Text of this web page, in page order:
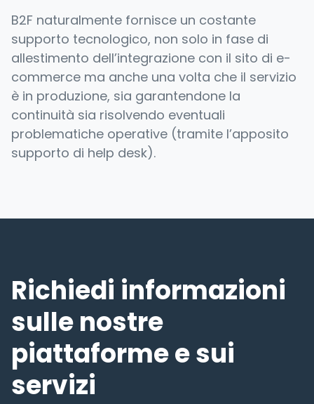
B2F naturalmente fornisce un costante
supporto tecnologico, non solo in fase di
allestimento dell’integrazione con il sito di e-
commerce ma anche una volta che il servizio
è in produzione, sia garantendone la
continuità sia risolvendo eventuali
problematiche operative (tramite l’apposito
supporto di help desk).
Richiedi informazioni
sulle nostre
piattaforme e sui
servizi